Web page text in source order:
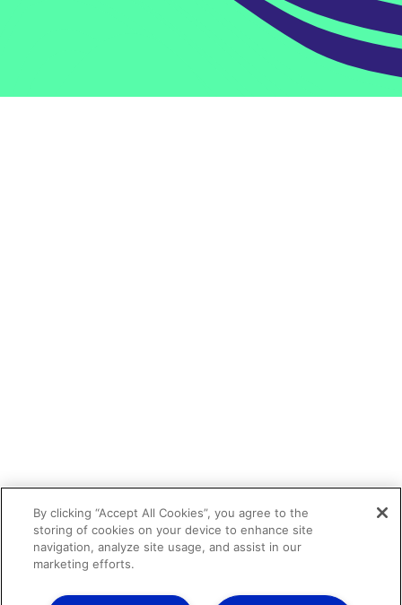
By clicking “Accept All Cookies”, you agree to the
storing of cookies on your device to enhance site
navigation, analyze site usage, and assist in our
marketing efforts.